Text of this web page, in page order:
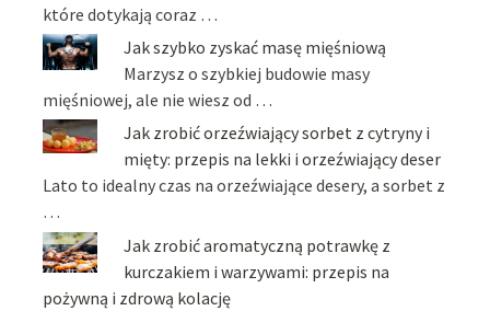
które dotykają coraz …
Jak szybko zyskać masę mięśniową
Marzysz o szybkiej budowie masy
mięśniowej, ale nie wiesz od …
Jak zrobić orzeźwiający sorbet z cytryny i
mięty: przepis na lekki i orzeźwiający deser
Lato to idealny czas na orzeźwiające desery, a sorbet z
…
Jak zrobić aromatyczną potrawkę z
kurczakiem i warzywami: przepis na
pożywną i zdrową kolację